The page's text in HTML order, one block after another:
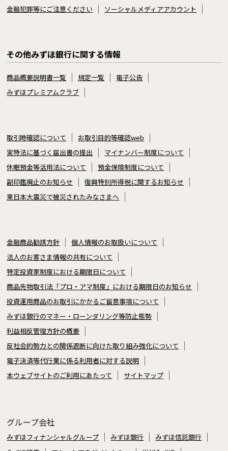
金融犯罪等にご注意ください
ソーシャルメディアアカウント
その他みずほ銀行に関する情報
商品概要説明書一覧 規定一覧
電子公告
みずほプレミアムクラブ
取引時確認について
お取引目的等確認web
実特法に基づく届出書の提出
マイナンバー制度について
休眠預金等活用法について
預金保険制度について
副印鑑廃止のお知らせ
復興特別所得税に関するお知らせ
東日本大震災で被災されたみなさまへ
金融商品勧誘方針
個人情報のお取扱いについて
法人のお客さま情報の共有について
特定投資家制度における期限日について
商品先物取引法「プロ・アマ制度」における期限日のお知らせ
投資運用商品のお取引にかかるご留意事項について
みずほ銀行のマネー・ローンダリング等防止態勢
利益相反管理方針の概要
反社会的勢力との関係遮断に向けた取り組み強化について
電子決済等代行業に係る利用者に対する説明
本ウェブサイトのご利用にあたって
サイトマップ
グループ会社
みずほフィナンシャルグループ みずほ銀行
みずほ信託銀行